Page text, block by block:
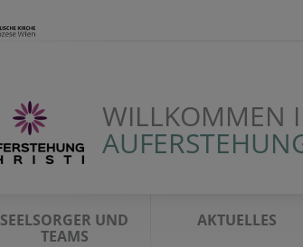
WILLKOMMEN
SEELSORGER UND
TEAMS
AKTUELLES